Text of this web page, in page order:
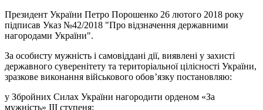
Президент України Петро Порошенко 26 лютого 2018 року
підписав Указ №42/2018 "Про відзначення державними
нагородами України".
За особисту мужність і самовіддані дії, виявлені у захисті
державного суверенітету та територіальної цілісності України,
зразкове виконання військового обов’язку постановляю:
у Збройних Силах України нагородити орденом «За
мужність» ІІІ ступеня: